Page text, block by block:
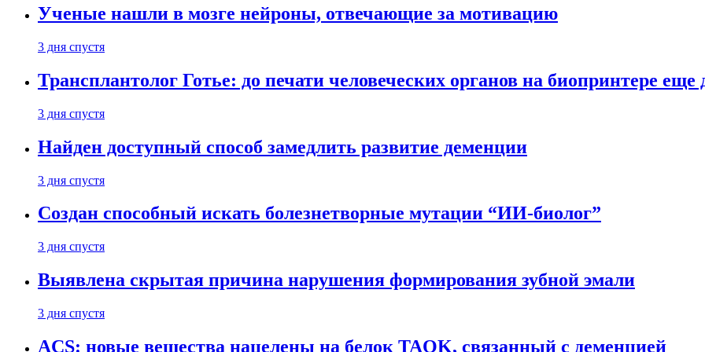
Ученые нашли в мозге нейроны, отвечающие за мотивацию
3 дня спустя
Трансплантолог Готье: до печати человеческих органов на биопринтере еще
3 дня спустя
Найден доступный способ замедлить развитие деменции
3 дня спустя
Создан способный искать болезнетворные мутации “ИИ-биолог”
3 дня спустя
Выявлена скрытая причина нарушения формирования зубной эмали
3 дня спустя
ACS: новые вещества нацелены на белок TAOK, связанный с деменцией